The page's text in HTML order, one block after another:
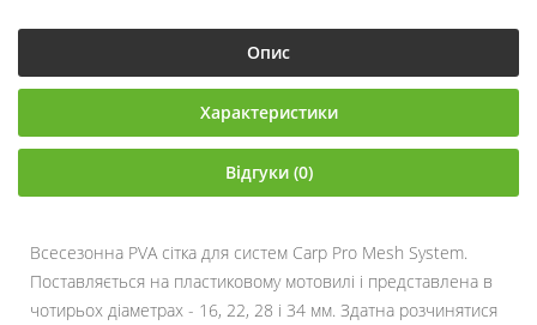
Опис
Характеристики
Відгуки (0)
Всесезонна PVA сітка для систем Carp Pro Mesh System.
Поставляється на пластиковому мотовилі і представлена в
чотирьох діаметрах - 16, 22, 28 і 34 мм. Здатна розчинятися